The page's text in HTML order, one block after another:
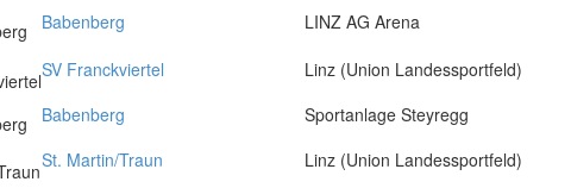
Babenberg
LINZ AG Arena
SV Franckviertel
Linz (Union Landessportfeld)
Babenberg
Sportanlage Steyregg
St. Martin/Traun Linz (Union Landessportfeld)